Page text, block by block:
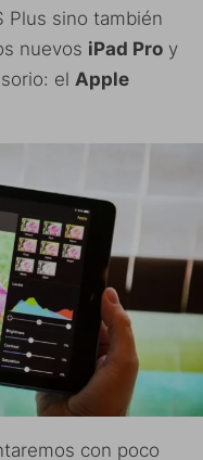
Plus sino también
nuevos iPad Pro y
el Apple
con poco